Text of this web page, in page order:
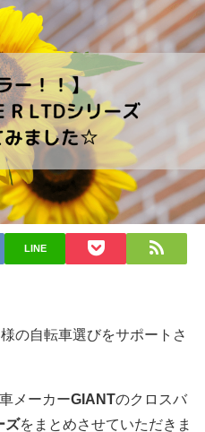
LINE
の自転車選びをサポートさ
メーカーGIANTのクロスバ
ズをまとめさせていただきま